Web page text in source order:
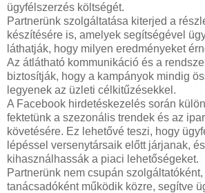
ügyfélszerzés költségét.
Partnerünk szolgáltatása kiterjed a
készítésére is, amelyek segítségével
láthatják, hogy milyen eredményeket
Az átlátható kommunikáció és a
biztosítják, hogy a kampányok mindig
legyenek az üzleti célkitűzésekkel.
A Facebook hirdetéskezelés során
fektetünk a szezonális trendek és az
követésére. Ez lehetővé teszi, hogy
lépéssel versenytársaik előtt járjanak,
kihasználhassák a piaci lehetőségeket.
Partnerünk nem csupán
tanácsadóként működik közre, segítve